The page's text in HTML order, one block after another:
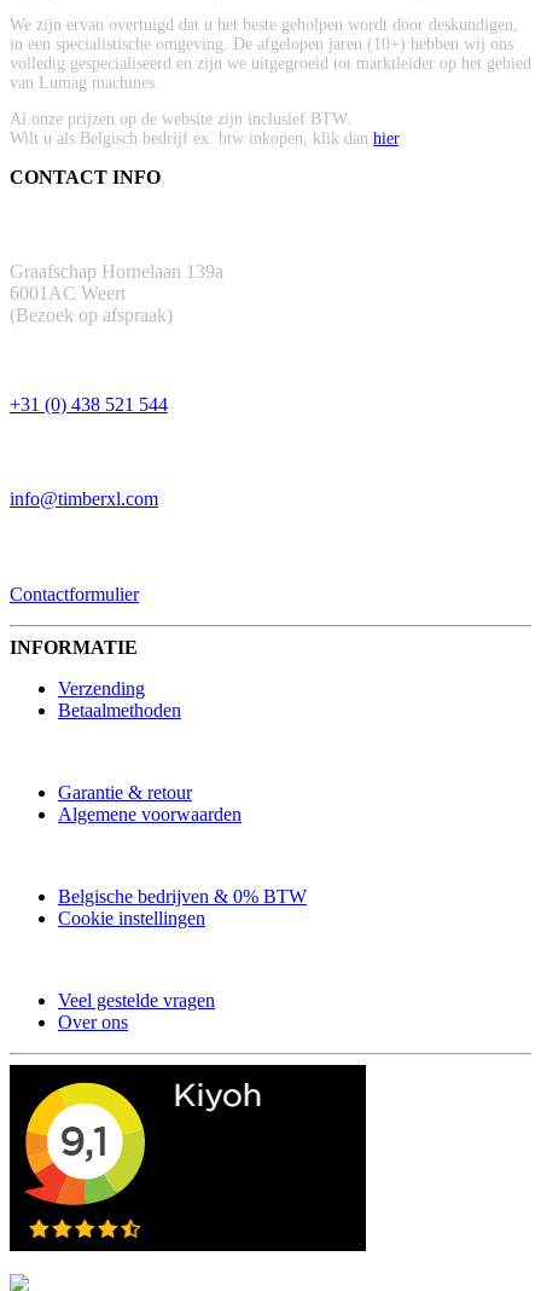
We zijn ervan overtuigd dat u het beste geholpen wordt door deskundigen,
in een specialistische omgeving. De afgelopen jaren (10+) hebben wij ons
volledig gespecialiseerd en zijn we uitgegroeid tot marktleider op het gebied
van Lumag machines.
Al onze prijzen op de website zijn inclusief BTW.
Wilt u als Belgisch bedrijf ex. btw inkopen, klik dan hier.
CONTACT INFO
Graafschap Hornelaan 139a
6001AC Weert
(Bezoek op afspraak)
+31 (0) 438 521 544
info@timberxl.com
Contactformulier
INFORMATIE
Verzending
Betaalmethoden
Garantie & retour
Algemene voorwaarden
Belgische bedrijven & 0% BTW
Cookie instellingen
Veel gestelde vragen
Over ons